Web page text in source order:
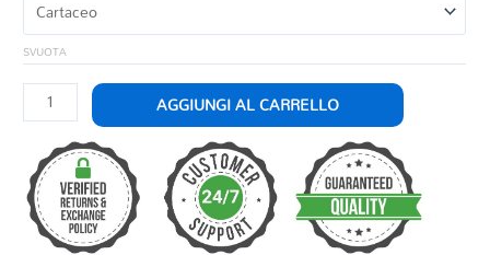
SVUOTA
IL
BAULE
SUONI
quantità
AGGIUNGI AL CARRELLO